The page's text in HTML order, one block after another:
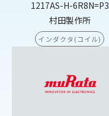
1217AS-H-6R8N=P3
村田製作所
インダクタ(コイル)